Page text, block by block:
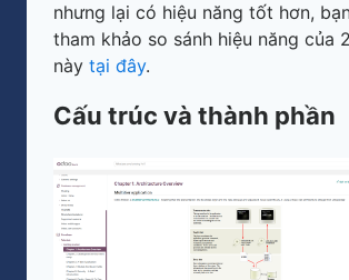
nhưng lại có hiệu năng tốt hơn,
tham khảo so sánh hiệu năng của
này tại đây.
Cấu trúc và thành phần